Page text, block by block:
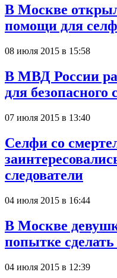
В Москве
помощи для
08 июля 2015 в 15:58
В МВД России
для безопасного
07 июля 2015 в 13:40
Селфи со
следователи
04 июля 2015 в 16:44
В Москве
попытке
04 июля 2015 в 12:39